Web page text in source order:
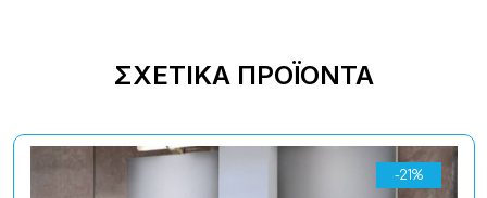
ΣΧΕΤΙΚΆ ΠΡΟΪΌΝΤΑ
-21%